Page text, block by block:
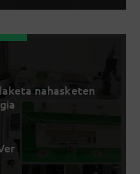
nahasketen